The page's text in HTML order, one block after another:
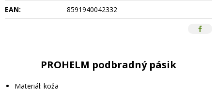
EAN:
8591940042332
PROHELM podbradný pásik
Materiál: koža